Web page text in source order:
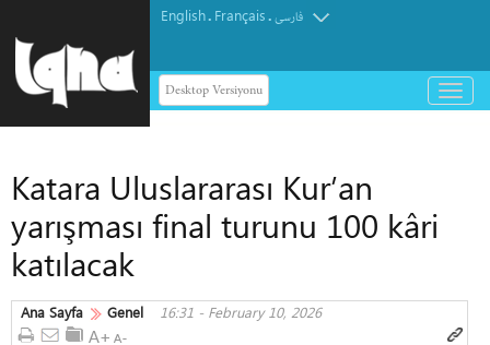
English. Français.فارسی
Desktop Versiyonu
باز
و
Katara Uluslararası Kur’an
yarışması final turunu 100 kâri
katılacak
Ana Sayfa Genel 16:31 - February 10, 2026